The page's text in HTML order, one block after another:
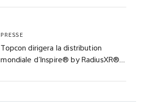
PRESSE
Topcon dirigera la distribution
mondiale d’Inspire® by RadiusXR®
stratégique avec Glaukos